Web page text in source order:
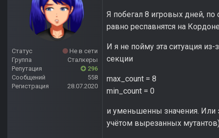
Статус
Не в сети
Группа
Сталкеры
Репутация
296
Сообщений
558
Регистрация
28.07.2020
Я побегал 8 игровых дней,
равно респавнятся на
И я не пойму эта ситуация
секции
max_count = 8
min_count = 0
и уменьшенны значения. Или
учётом вырезанных